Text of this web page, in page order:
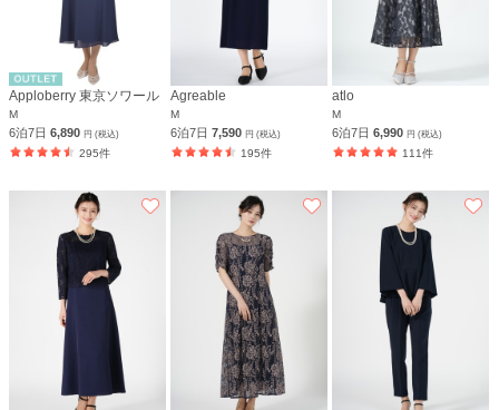
Apploberry 東京ソワール
M
6泊7日 6,890 円 (税込)
295件
Agreable
M
6泊7日7,590円 (税込)
195件
atlo
M
6泊7日6,990円 (税込)
111件